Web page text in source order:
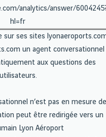
analytics/answer/
hl=fr
sur ses sites
un agent conversationnel
aux questions des
utilisateurs.
n’est pas en mesure de
peut être redirigée vers un
Lyon Aéroport